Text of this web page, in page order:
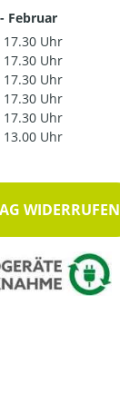
Februar
17.30 Uhr
17.30 Uhr
17.30 Uhr
17.30 Uhr
17.30 Uhr
13.00 Uhr
WIDERRUFEN